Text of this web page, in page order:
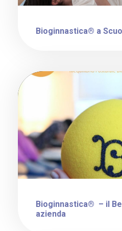
Bioginnastica® a
Bioginnastica® – il
azienda